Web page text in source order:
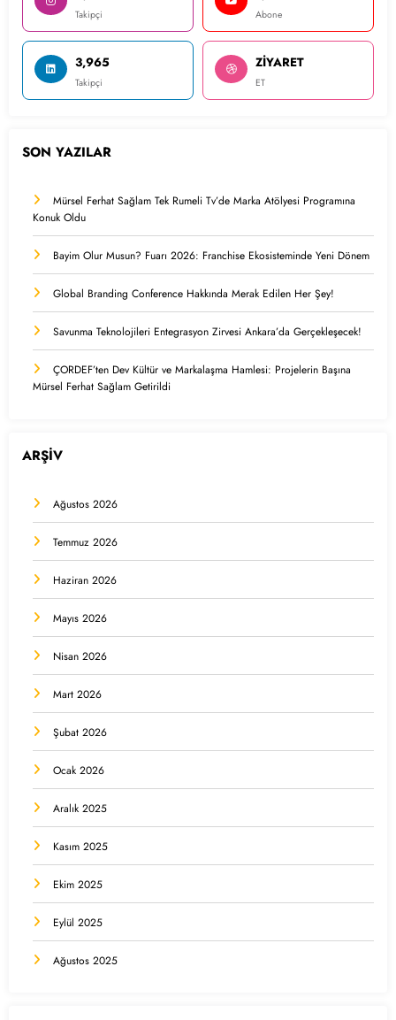
Takipçi Abone
3,965
Takipçi
ZİYARET
ET
SON YAZILAR
Mürsel Ferhat Sağlam Tek Rumeli Tv’de Marka Atölyesi Programına
Konuk Oldu
Bayim Olur Musun? Fuarı 2026: Franchise Ekosisteminde Yeni Dönem
Global Branding Conference Hakkında Merak Edilen Her Şey!
Savunma Teknolojileri Entegrasyon Zirvesi Ankara’da Gerçekleşecek!
ÇORDEF’ten Dev Kültür ve Markalaşma Hamlesi: Projelerin Başına
Mürsel Ferhat Sağlam Getirildi
ARŞİV
Ağustos 2026
Temmuz 2026
Haziran 2026
Mayıs 2026
Nisan 2026
Mart 2026
Şubat 2026
Ocak 2026
Aralık 2025
Kasım 2025
Ekim 2025
Eylül 2025
Ağustos 2025